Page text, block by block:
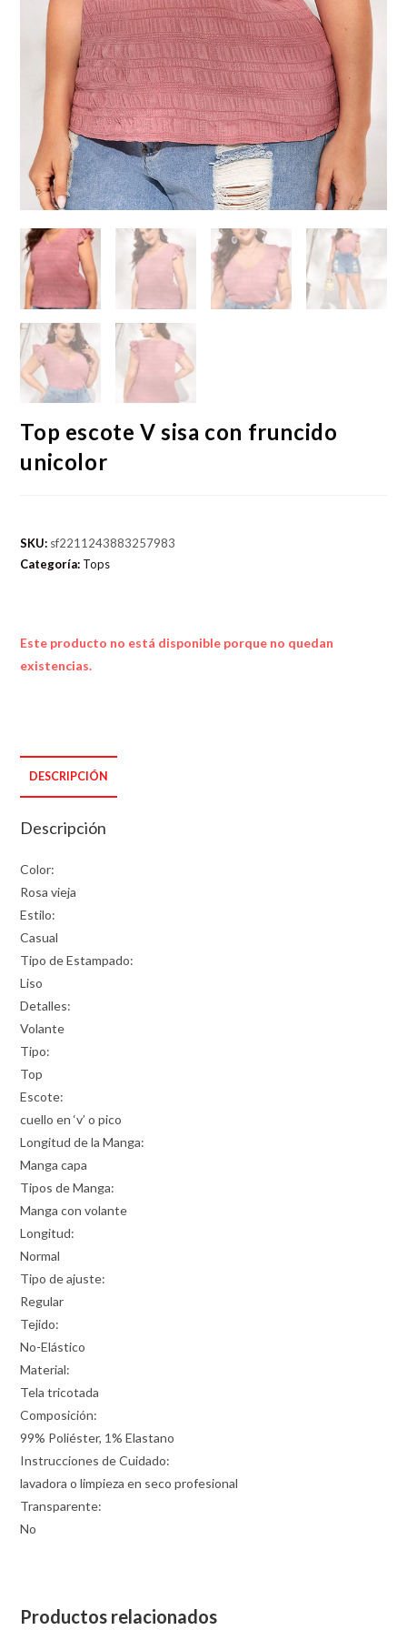
Top escote V sisa con fruncido
unicolor
SKU: sf2211243883257983
Categoría: Tops
Este producto no está disponible porque no quedan
existencias.
DESCRIPCIÓN
Descripción
Color:
Rosa vieja
Estilo:
Casual
Tipo de Estampado:
Liso
Detalles:
Volante
Tipo:
Top
Escote:
cuello en ‘v’ o pico
Longitud de la Manga:
Manga capa
Tipos de Manga:
Manga con volante
Longitud:
Normal
Tipo de ajuste:
Regular
Tejido:
No-Elástico
Material:
Tela tricotada
Composición:
99% Poliéster, 1% Elastano
Instrucciones de Cuidado:
lavadora o limpieza en seco profesional
Transparente:
No
Productos relacionados